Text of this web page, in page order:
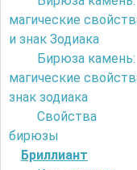
магические
и знак Зодиака
Бирюза камень:
магические
знак зодиака
Свойства
бирюзы
Бриллиант